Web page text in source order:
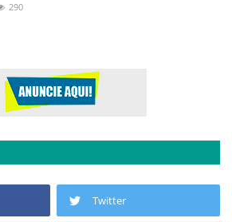
290
Twitter